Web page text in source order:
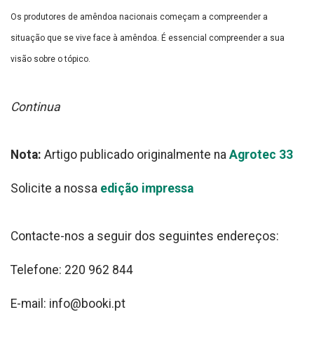
Os produtores de amêndoa nacionais começam a compreender a
situação que se vive face à amêndoa. É essencial compreender a sua
visão sobre o tópico.
Continua
Nota: Artigo publicado originalmente na Agrotec 33
Solicite a nossa edição impressa
Contacte-nos a seguir dos seguintes endereços:
Telefone: 220 962 844
E-mail: info@booki.pt